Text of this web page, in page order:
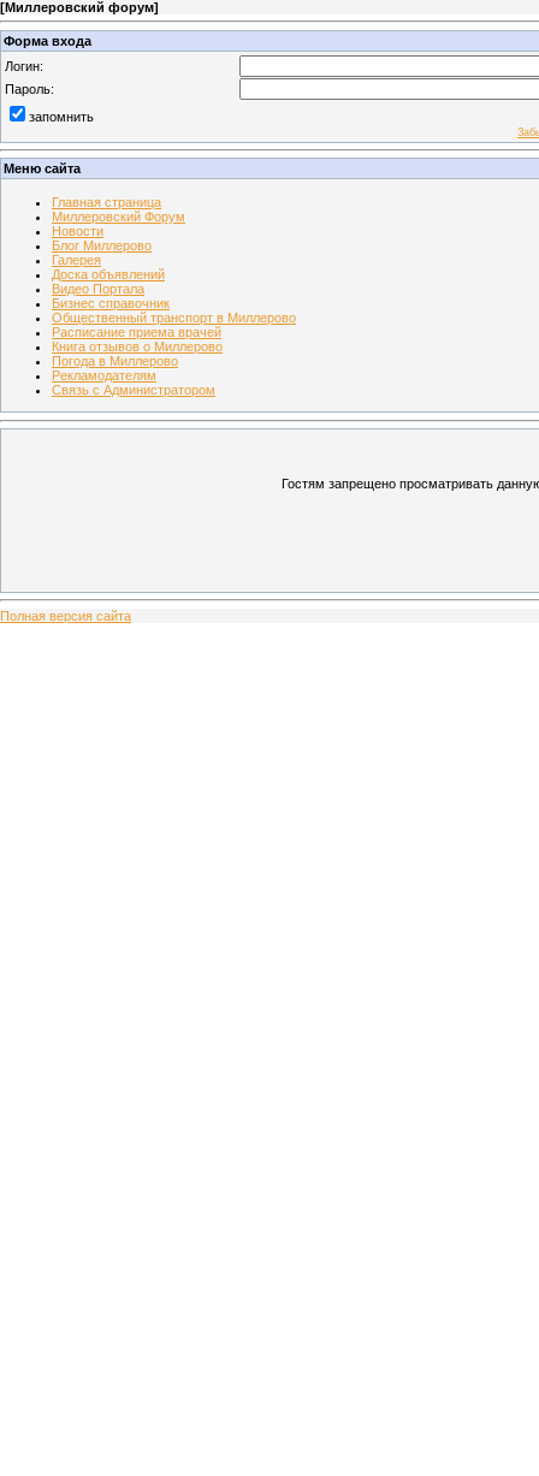
[Миллеровский форум]
Форма входа
Логин:
Пароль:
запомнить
Меню сайта
Главная страница
Миллеровский Форум
Новости
Блог Миллерово
Галерея
Доска объявлений
Видео Портала
Бизнес справочник
Общественный транспорт в Миллерово
Расписание приема врачей
Книга отзывов о Миллерово
Погода в Миллерово
Рекламодателям
Связь с Администратором
Гостям запрещено просматривать
Полная версия сайта